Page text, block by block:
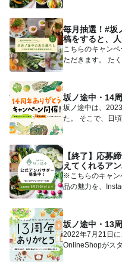
こ...
毎月抽選！#坂
稿をすると、
こちらのキャン
ただきます。 た
坂...
坂ノ途中・14
坂ノ途中は、
た。 そこで、日
ンペ...
【終了】応募
えてくれるア
※こちらのキャンペー
品の魅力を、
坂ノ途中・13
2022年7月21日に
OnlineShopがス